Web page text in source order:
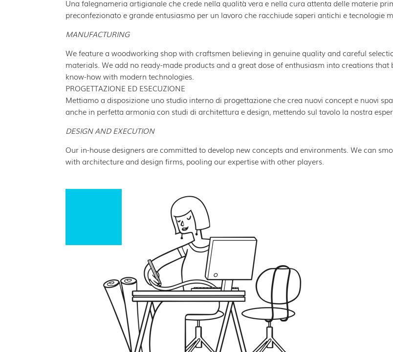
Una falegnameria artigianale che crede nella qualità vera e nella cura attenta delle materie
preconfezionato e grande entusiasmo per un lavoro che racchiude saperi antichi e tecnologie
MANUFACTURING
We feature a woodworking shop with craftsmen believing in genuine quality and careful
materials. We add no ready-made products and a great dose of enthusiasm into creations
know-how with modern technologies.
PROGETTAZIONE ED ESECUZIONE
Mettiamo a disposizione uno studio interno di progettazione che crea nuovi concept e nuovi
anche in perfetta armonia con studi di architettura e design, mettendo sul tavolo la nostra
DESIGN AND EXECUTION
Our in-house designers are committed to develop new concepts and environments. We can
with architecture and design firms, pooling our expertise with other players.